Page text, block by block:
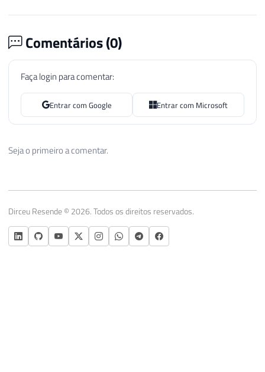
Comentários (0)
Faça login para comentar:
Entrar com Google Entrar com Microsoft
Seja o primeiro a comentar.
Dirceu Resende © 2026. Todos os direitos reservados.